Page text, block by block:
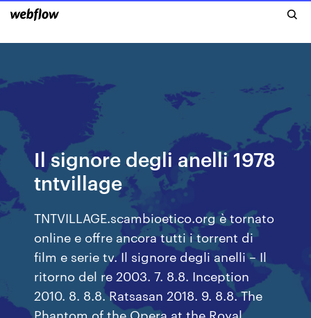
Il signore degli anelli 1978
tntvillage
TNTVILLAGE.scambioetico.org è tornato
online e offre ancora tutti i torrent di
film e serie tv. Il signore degli anelli – Il
ritorno del re 2003. 7. 8.8. Inception
2010. 8. 8.8. Ratsasan 2018. 9. 8.8. The
Phantom of the Opera at the Royal